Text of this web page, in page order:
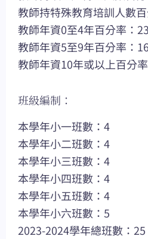
教師持特殊教育培訓人數
教師年資0至4年百分率：
教師年資5至9年百分率：
教師年資10年或以上百分
班級編制：
本學年小一班數：4
本學年小二班數：4
本學年小三班數：4
本學年小四班數：4
本學年小五班數：4
本學年小六班數：5
2023-2024學年總班數：25